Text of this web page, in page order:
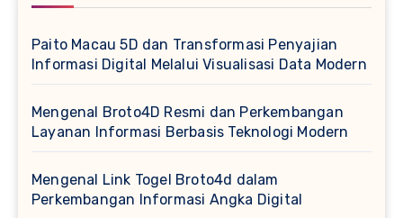
Paito Macau 5D dan Transformasi Penyajian
Informasi Digital Melalui Visualisasi Data Modern
Mengenal Broto4D Resmi dan Perkembangan
Layanan Informasi Berbasis Teknologi Modern
Mengenal Link Togel Broto4d dalam
Perkembangan Informasi Angka Digital